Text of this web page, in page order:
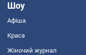
Шоу
Афіша
Краса
Жіночий журнал